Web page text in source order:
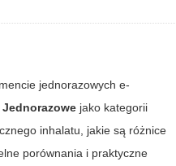
jednorazowych e-
jako kategorii
inhalatu, jakie są różnice
porównania i praktyczne